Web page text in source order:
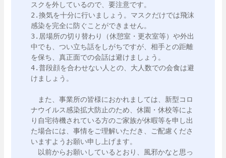
スクを外しているので、要注意です。
2.換気を十分に行いましょう。マスクだけでは飛沫
感染を完全に防ぐことができません。
3.居場所の切り替わり（休憩室・更衣室等）や外出
中でも、つい立ち話をしがちですが、相手との距離
を保ち、真正面での会話は避けましょう。
4.普段顔を合わせない人との、大人数での会食は避
けましょう。
また、事業所の皆様におかれましては、新型コロ
ナウイルス感染拡大防止のため、休園・休校等によ
り自宅待機されている方のご家族が休暇等を申し出
た場合には、事情をご理解いただき、ご配慮くださ
いますようお願い申し上げます。
以前からお願いしているとおり、風邪かなと思っ